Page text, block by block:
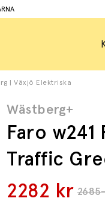
| Växjö Elektriska
Wästberg+
Faro
Traffic
2685
2282 kr